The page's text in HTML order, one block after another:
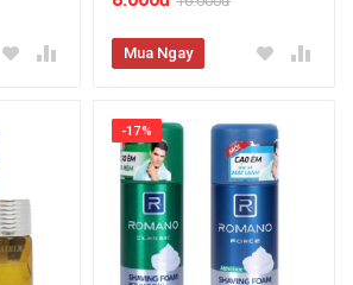
Mua Ngay
-17%